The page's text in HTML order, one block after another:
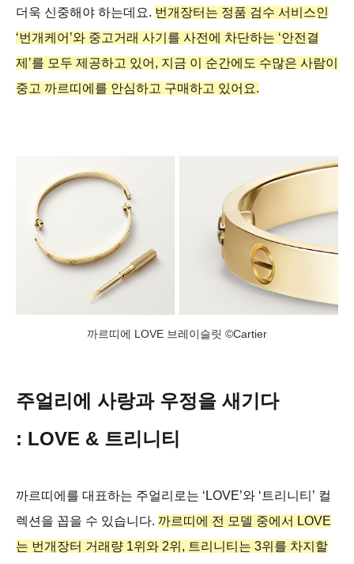
더욱 신중해야 하는데요. 번개장터는 정품 검수 서비스인
‘번개케어’와 중고거래 사기를 사전에 차단하는 ‘안전결
제’를 모두 제공하고 있어, 지금 이 순간에도 수많은 사람이
중고 까르띠에를 안심하고 구매하고 있어요.
까르띠에 LOVE 브레이슬릿 ©Cartier
주얼리에 사랑과 우정을 새기다
: LOVE & 트리니티
까르띠에를 대표하는 주얼리로는 ‘LOVE’와 ‘트리니티’ 컬
렉션을 꼽을 수 있습니다. 까르띠에 전 모델 중에서 LOVE
는 번개장터 거래량 1위와 2위, 트리니티는 3위를 차지할